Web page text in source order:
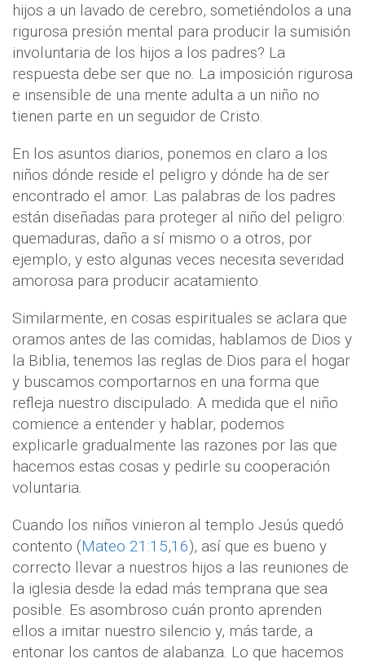
hijos a un lavado de cerebro, sometiéndolos a una
rigurosa presión mental para producir la sumisión
involuntaria de los hijos a los padres? La
respuesta debe ser que no. La imposición rigurosa
e insensible de una mente adulta a un niño no
tienen parte en un seguidor de Cristo.
En los asuntos diarios, ponemos en claro a los
niños dónde reside el peligro y dónde ha de ser
encontrado el amor. Las palabras de los padres
están diseñadas para proteger al niño del peligro:
quemaduras, daño a sí mismo o a otros, por
ejemplo, y esto algunas veces necesita severidad
amorosa para producir acatamiento.
Similarmente, en cosas espirituales se aclara que
oramos antes de las comidas, hablamos de Dios y
la Biblia, tenemos las reglas de Dios para el hogar
y buscamos comportarnos en una forma que
refleja nuestro discipulado. A medida que el niño
comience a entender y hablar, podemos
explicarle gradualmente las razones por las que
hacemos estas cosas y pedirle su cooperación
voluntaria.
Cuando los niños vinieron al templo Jesús quedó
contento (Mateo 21:15,16), así que es bueno y
correcto llevar a nuestros hijos a las reuniones de
la iglesia desde la edad más temprana que sea
posible. Es asombroso cuán pronto aprenden
ellos a imitar nuestro silencio y, más tarde, a
entonar los cantos de alabanza. Lo que hacemos